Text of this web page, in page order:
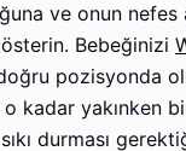
ve onun
Bebeğinizi
pozisyonda
kadar yakınken
durması